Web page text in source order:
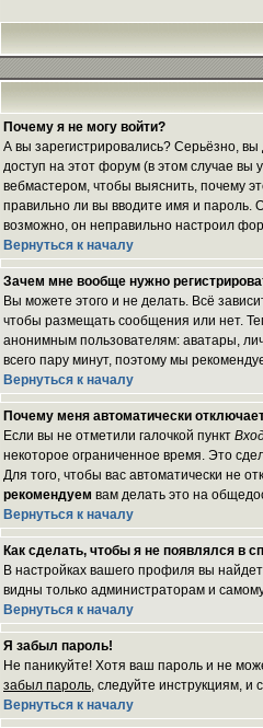
Почему я не могу войти?
А вы зарегистрировались? Серьёзно,
доступ на этот форум (в этом случае вы
вебмастером, чтобы выяснить, почему
правильно ли вы вводите имя и пароль.
возможно, он неправильно настроил
Вернуться к началу
Зачем мне вообще нужно
Вы можете этого и не делать. Всё
чтобы размещать сообщения или нет.
анонимным пользователям: аватары,
всего пару минут, поэтому мы
Вернуться к началу
Почему меня автоматически
Если вы не отметили галочкой пункт
некоторое ограниченное время. Это
Для того, чтобы вас автоматически не
рекомендуем вам делать это на
Вернуться к началу
Как сделать, чтобы я не появлялся в
В настройках вашего профиля вы
видны только администраторам и
Вернуться к началу
Я забыл пароль!
Не паникуйте! Хотя ваш пароль и не
забыл пароль, следуйте инструкциям,
Вернуться к началу